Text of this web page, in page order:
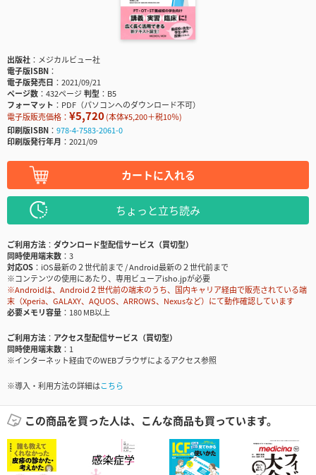
出版社
メジカルビュー社
電子版ISBN
電子版発売日
2021/09/21
ページ数
432ページ判型
B5
フォーマット
PDF（パソコンへのダウンロード不可）
電子版販売価格： ¥5,720(本体¥5,200＋税10％)
印刷版ISBN
978-4-7583-2061-0
印刷版発行年月
2021/09
カートに入れる
ちょっと立ち読み
ご利用方法
ダウンロード型配信サービス（買切型）
同時使用端末数
3
対応OS
iOS最新の２世代前まで / Android最新の２世代前まで
※コンテンツの使用にあたり、専用ビューアisho.jpが必要
※Androidは、Android２世代前の端末のうち、国内キャリア経由で販売されている端
末（Xperia、GALAXY、AQUOS、ARROWS、Nexusなど）にて動作確認しています
必要メモリ容量
180 MB以上
ご利用方法
アクセス型配信サービス（買切型）
同時使用端末数
1
※インターネット経由でのWEBブラウザによるアクセス参照
※導入・利用方法の詳細はこちら
この商品を買った人は、こんな商品も買っています。